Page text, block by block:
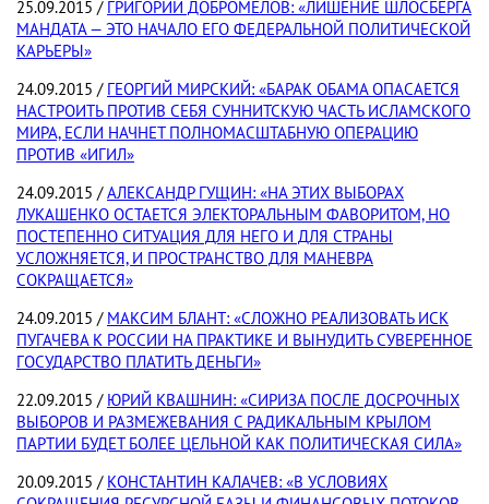
25.09.2015 / ГРИГОРИЙ ДОБРОМЕЛОВ: «ЛИШЕНИЕ ШЛОСБЕРГА
МАНДАТА — ЭТО НАЧАЛО ЕГО ФЕДЕРАЛЬНОЙ ПОЛИТИЧЕСКОЙ
КАРЬЕРЫ»
24.09.2015 / ГЕОРГИЙ МИРСКИЙ: «БАРАК ОБАМА ОПАСАЕТСЯ
НАСТРОИТЬ ПРОТИВ СЕБЯ СУННИТСКУЮ ЧАСТЬ ИСЛАМСКОГО
МИРА, ЕСЛИ НАЧНЕТ ПОЛНОМАСШТАБНУЮ ОПЕРАЦИЮ
ПРОТИВ «ИГИЛ»
24.09.2015 /АЛЕКСАНДР ГУЩИН: «НА ЭТИХ ВЫБОРАХ
ЛУКАШЕНКО ОСТАЕТСЯ ЭЛЕКТОРАЛЬНЫМ ФАВОРИТОМ, НО
ПОСТЕПЕННО СИТУАЦИЯ ДЛЯ НЕГО И ДЛЯ СТРАНЫ
УСЛОЖНЯЕТСЯ, И ПРОСТРАНСТВО ДЛЯ МАНЕВРА
СОКРАЩАЕТСЯ»
24.09.2015 / МАКСИМ БЛАНТ: «СЛОЖНО РЕАЛИЗОВАТЬ ИСК
ПУГАЧЕВА К РОССИИ НА ПРАКТИКЕ И ВЫНУДИТЬ СУВЕРЕННОЕ
ГОСУДАРСТВО ПЛАТИТЬ ДЕНЬГИ»
22.09.2015 / ЮРИЙ КВАШНИН: «СИРИЗА ПОСЛЕ ДОСРОЧНЫХ
ВЫБОРОВ И РАЗМЕЖЕВАНИЯ С РАДИКАЛЬНЫМ КРЫЛОМ
ПАРТИИ БУДЕТ БОЛЕЕ ЦЕЛЬНОЙ КАК ПОЛИТИЧЕСКАЯ СИЛА»
20.09.2015 / КОНСТАНТИН КАЛАЧЕВ: «В УСЛОВИЯХ